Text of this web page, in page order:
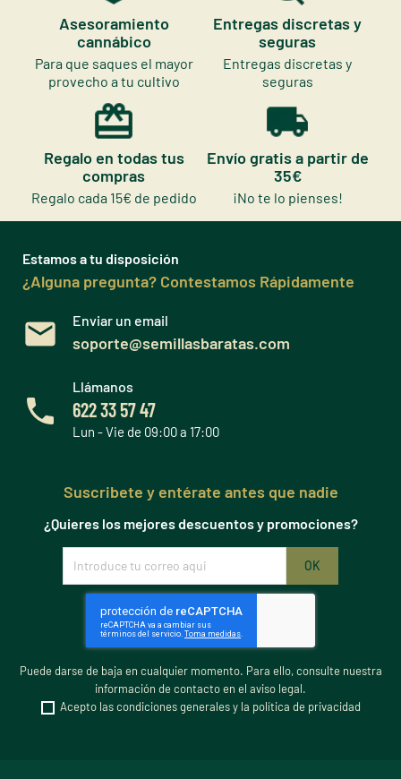
Asesoramiento
cannábico
Para que saques el mayor
provecho a tu cultivo
Entregas discretas y
seguras
Entregas discretas y
seguras
Regalo en todas tus
compras
Regalo cada 15€ de pedido
Envío gratis a partir de
35€
¡No te lo pienses!
Estamos a tu disposición
¿Alguna pregunta? Contestamos Rápidamente
Enviar un email
soporte@semillasbaratas.com
Llámanos
622 33 57 47
Lun - Vie de 09:00 a 17:00
Suscribete y entérate antes que nadie
¿Quieres los mejores descuentos y promociones?
Puede darse de baja en cualquier momento. Para ello, consulte nuestra
información de contacto en el aviso legal.
Acepto las condiciones generales y la política de privacidad